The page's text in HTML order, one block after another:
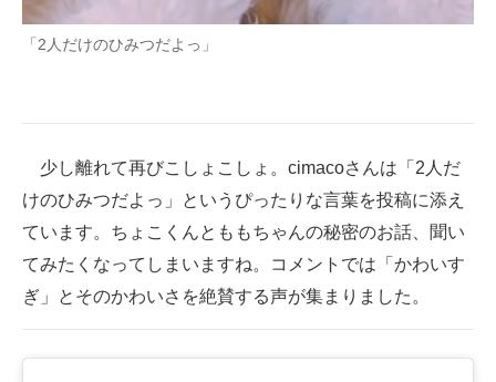
「2人だけのひみつだよっ」
少し離れて再びこしょこしょ。cimacoさんは「2人だ
けのひみつだよっ」というぴったりな言葉を投稿に添え
ています。ちょこくんとももちゃんの秘密のお話、聞い
てみたくなってしまいますね。コメントでは「かわいす
ぎ」とそのかわいさを絶賛する声が集まりました。